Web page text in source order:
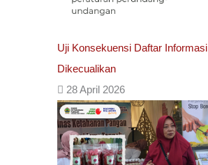
Uji Konsekuensi Daftar Informasi
Dikecualikan
28 April 2026